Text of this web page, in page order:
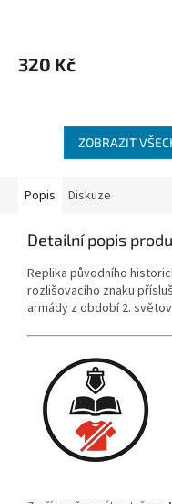
320 Kč
ZOBRAZIT
Popis Diskuze
Detailní popis
Replika původního
rozlišovacího znaku
armády z období 2.